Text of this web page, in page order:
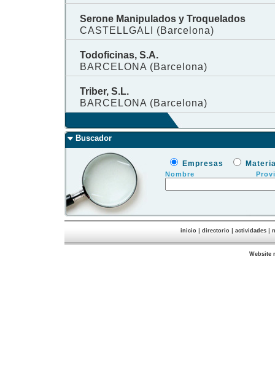
Serone Manipulados y Troquelados
CASTELLGALI (Barcelona)
Todoficinas, S.A.
BARCELONA (Barcelona)
Triber, S.L.
BARCELONA (Barcelona)
Buscador
Empresas
Nombre
inicio| directorio| actividades|
Website